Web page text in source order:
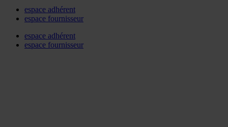
espace adhérent
espace fournisseur
espace adhérent
espace fournisseur